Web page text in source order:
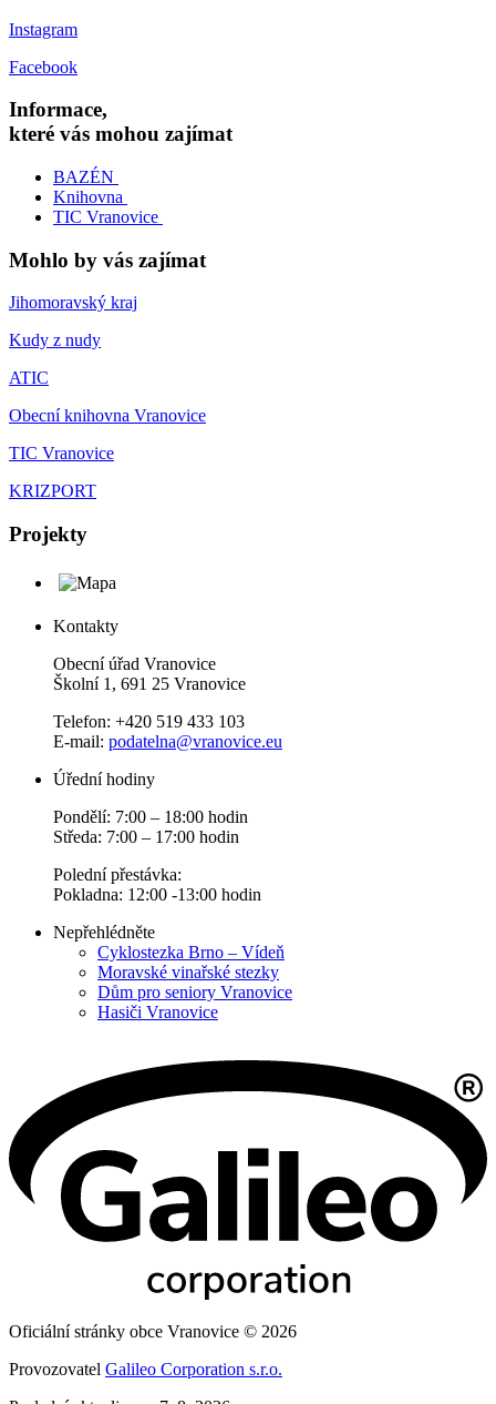
Instagram
Facebook
Informace,
které vás mohou zajímat
BAZÉN
Knihovna
TIC Vranovice
Mohlo by vás zajímat
Jihomoravský kraj
Kudy z nudy
ATIC
Obecní knihovna Vranovice
TIC Vranovice
KRIZPORT
Projekty
Kontakty
Obecní úřad Vranovice
Školní 1, 691 25 Vranovice
Telefon: +420 519 433 103
E-mail: podatelna@vranovice.eu
Úřední hodiny
Pondělí: 7:00 – 18:00 hodin
Středa: 7:00 – 17:00 hodin
Polední přestávka:
Pokladna: 12:00 -13:00 hodin
Nepřehlédněte
Cyklostezka Brno – Vídeň
Moravské vinařské stezky
Dům pro seniory Vranovice
Hasiči Vranovice
Oficiální stránky obce Vranovice © 2026
Provozovatel Galileo Corporation s.r.o.